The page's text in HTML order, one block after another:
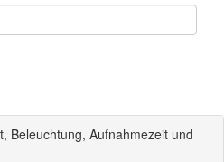
Beleuchtung, Aufnahmezeit und